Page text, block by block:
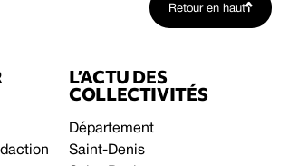
Retour en haut
L’ACTU DES
COLLECTIVITÉS
Département
Saint-Denis